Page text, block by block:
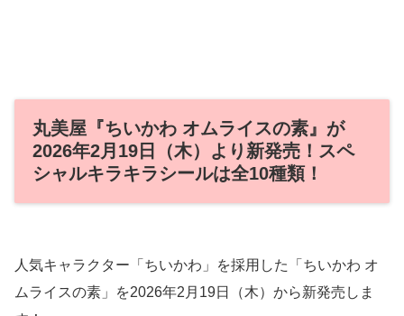
丸美屋『ちいかわ オムライスの素』が
2026年2月19日（木）より新発売！スペ
シャルキラキラシールは全10種類！
人気キャラクター「ちいかわ」を採用した「ちいかわ オ
ムライスの素」を2026年2月19日（木）から新発売しま